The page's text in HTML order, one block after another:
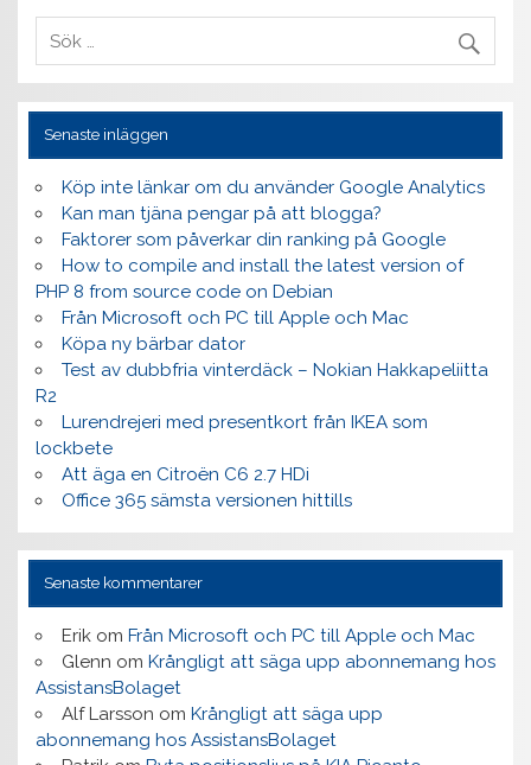
Senaste inläggen
Köp inte länkar om du använder Google Analytics
Kan man tjäna pengar på att blogga?
Faktorer som påverkar din ranking på Google
How to compile and install the latest version of
PHP 8 from source code on Debian
Från Microsoft och PC till Apple och Mac
Köpa ny bärbar dator
Test av dubbfria vinterdäck – Nokian Hakkapeliitta
R2
Lurendrejeri med presentkort från IKEA som
lockbete
Att äga en Citroën C6 2.7 HDi
Office 365 sämsta versionen hittills
Senaste kommentarer
Erikom Från Microsoft och PC till Apple och Mac
Glenn om Krångligt att säga upp abonnemang hos
AssistansBolaget
Alf Larsson om Krångligt att säga upp
abonnemang hos AssistansBolaget